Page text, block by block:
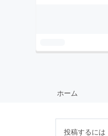
ホーム
投稿するには